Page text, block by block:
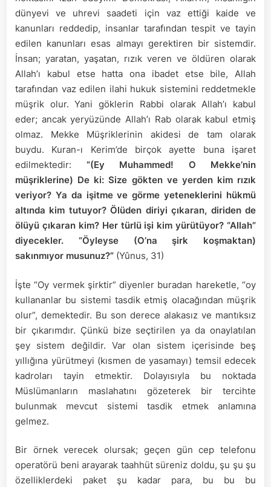
dünyevi ve uhrevi saadeti için vaz ettiği kaide ve
kanunları reddedip, insanlar tarafından tespit ve tayin
edilen kanunları esas almayı gerektiren bir sistemdir.
İnsan; yaratan, yaşatan, rızık veren ve öldüren olarak
Allah’ı kabul etse hatta ona ibadet etse bile, Allah
tarafından vaz edilen ilahi hukuk sistemini reddetmekle
müşrik olur. Yani göklerin Rabbi olarak Allah’ı kabul
eder; ancak yeryüzünde Allah’ı Rab olarak kabul etmiş
olmaz. Mekke Müşriklerinin akidesi de tam olarak
buydu. Kuran-ı Kerim’de birçok ayette buna işaret
edilmektedir: “(Ey Muhammed! O Mekke’nin
müşriklerine) De ki: Size gökten ve yerden kim rızık
veriyor? Ya da işitme ve görme yeteneklerini hükmü
altında kim tutuyor? Ölüden diriyi çıkaran, diriden de
ölüyü çıkaran kim? Her türlü işi kim yürütüyor? “Allah”
diyecekler. “Öyleyse (O’na şirk koşmaktan)
sakınmıyor musunuz?” (Yûnus, 31)
İşte “Oy vermek şirktir” diyenler buradan hareketle, “oy
kullananlar bu sistemi tasdik etmiş olacağından müşrik
olur”, demektedir. Bu son derece alakasız ve mantıksız
bir çıkarımdır. Çünkü bize seçtirilen ya da onaylatılan
şey sistem değildir. Var olan sistem içerisinde beş
yıllığına yürütmeyi (kısmen de yasamayı) temsil edecek
kadroları tayin etmektir. Dolayısıyla bu noktada
Müslümanların maslahatını gözeterek bir tercihte
bulunmak mevcut sistemi tasdik etmek anlamına
gelmez.
Bir örnek verecek olursak; geçen gün cep telefonu
operatörü beni arayarak taahhüt süreniz doldu, şu şu şu
özelliklerdeki paket şu kadar para, bu bu bu